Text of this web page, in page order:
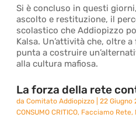
Si è concluso in questi
ascolto e restituzione, il
scolastico che Addiopizzo
Kalsa. Un’attività che, oltre
punta a costruire
alla cultura mafiosa.
La forza della rete
daComitato Addiopizzo |22 Giugno
CONSUMO CRITICO, Facciamo Rete,